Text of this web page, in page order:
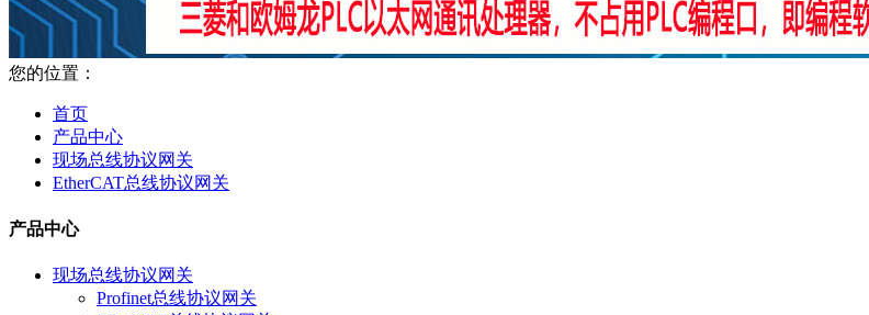
您的位置：
首页
产品中心
现场总线协议网关
EtherCAT总线协议网关
产品中心
现场总线协议网关
Profinet总线协议网关